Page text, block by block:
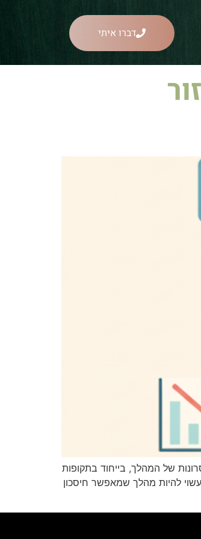
דברו איתי
של המהלך, בייחוד בתקופות
להיות מהלך שמאפשר חיסכון